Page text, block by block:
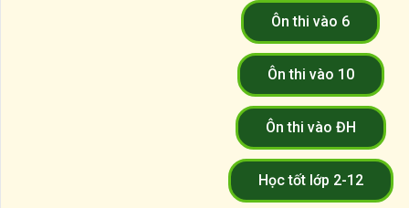
Ôn thi vào 6
Ôn thi vào 10
Ôn thi vào ĐH
Học tốt lớp 2-12